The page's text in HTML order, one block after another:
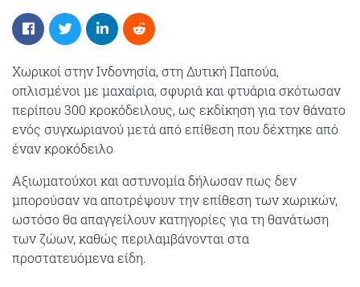
Χωρικοί στην Ινδονησία, στη Δυτική Παπούα,
οπλισμένοι με μαχαίρια, σφυριά και φτυάρια σκότωσαν
περίπου 300 κροκόδειλους, ως εκδίκηση για τον θάνατο
ενός συγχωριανού μετά από επίθεση που δέχτηκε από
έναν κροκόδειλο
Αξιωματούχοι και αστυνομία δήλωσαν πως δεν
μπορούσαν να αποτρέψουν την επίθεση των χωρικών,
ωστόσο θα απαγγείλουν κατηγορίες για τη θανάτωση
των ζώων, καθώς περιλαμβάνονται στα
προστατευόμενα είδη.